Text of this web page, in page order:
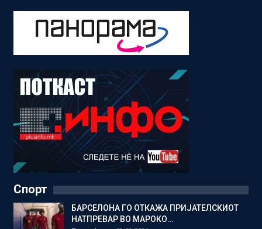
Спорт
БАРСЕЛОНА ГО ОТКАЖА ПРИЈАТЕЛСКИОТ
НАТПРЕВАР ВО МАРОКО…